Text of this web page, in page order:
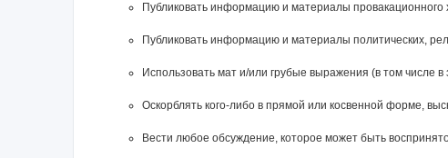
Публиковать инфоpмацию и материалы провакационного
Публиковать информацию и материалы политических,
Использовать мат и/или грубые выражения (в том числе
Оскорблять кого-либо в прямой или косвенной форме,
Вести любое обсуждение, которое может быть